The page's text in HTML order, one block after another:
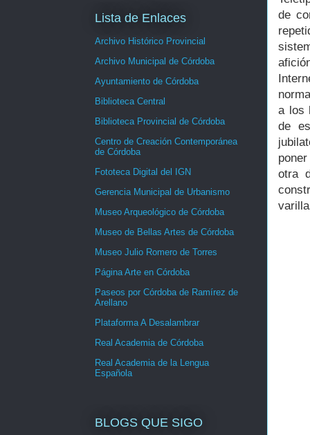
de
a los
de
otra
Lista de Enlaces
Archivo Histórico Provincial
Archivo Municipal de Córdoba
Ayuntamiento de Córdoba
Biblioteca Central
Biblioteca Provincial de Córdoba
Centro de Creación Contemporánea
de Córdoba
Fototeca Digital del IGN
Gerencia Municipal de Urbanismo
Museo Arqueológico de Córdoba
Museo de Bellas Artes de Córdoba
Museo Julio Romero de Torres
Página Arte en Córdoba
Paseos por Córdoba de Ramírez de
Arellano
Plataforma A Desalambrar
Real Academia de Córdoba
Real Academia de la Lengua
Española
BLOGS QUE SIGO